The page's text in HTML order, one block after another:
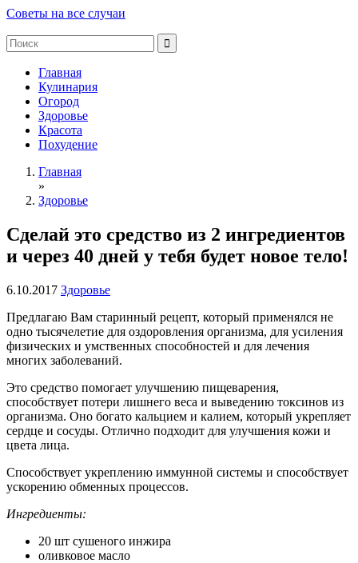
Советы на все случаи
Главная
Кулинария
Огород
Здоровье
Красота
Похудение
Главная
»
Здоровье
Сделай это средство из 2 ингредиентов
и через 40 дней у тебя будет новое тело!
6.10.2017 Здоровье
Предлагаю Вам старинный рецепт, который применялся не
одно тысячелетие для оздоровления организма, для усиления
физических и умственных способностей и для лечения
многих заболеваний.
Это средство помогает улучшению пищеварения,
способствует потери лишнего веса и выведению токсинов из
организма. Оно богато кальцием и калием, который укрепляет
сердце и сосуды. Отлично подходит для улучшения кожи и
цвета лица.
Способствует укреплению иммунной системы и способствует
ускорению обменных процессов.
Ингредиенты:
20 шт сушеного инжира
оливковое масло